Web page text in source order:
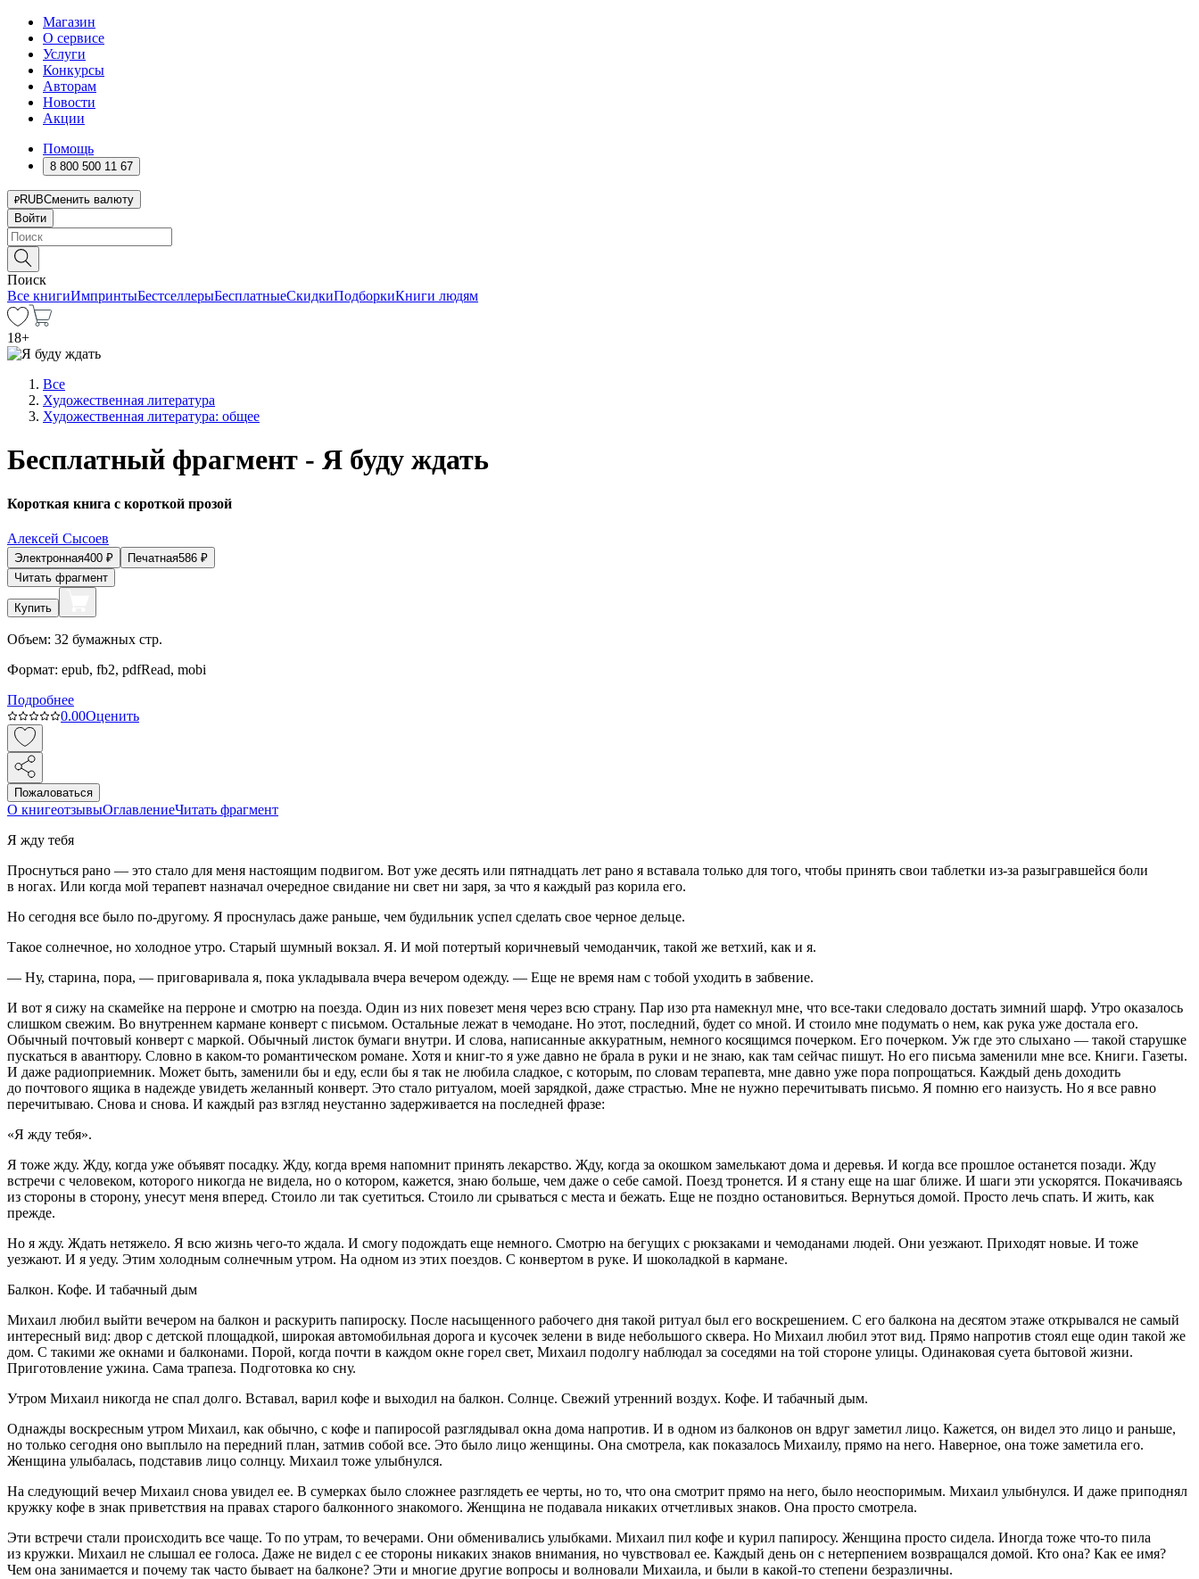
Магазин
О сервисе
Услуги
Конкурсы
Авторам
Новости
Акции
Помощь
8 800 500 11 67
RUBСменить валюту
Войти
Поиск
Все книгиИмпринтыБестселлерыБесплатныеСкидкиПодборкиКниги людям
18+
Все
Художественная литература
Художественная литература: общее
Бесплатный фрагмент - Я буду ждать
Короткая книга с короткой прозой
Алексей Сысоев
Электронная400 ₽ Печатная586 ₽
Читать фрагмент
Купить
Объем: 32 бумажных стр.
Формат: epub, fb2, pdfRead, mobi
Подробнее
0.00Оценить
Пожаловаться
О книгеотзывыОглавлениеЧитать фрагмент
Я жду тебя
Проснуться рано — это стало для меня настоящим подвигом. Вот уже десять или пятнадцать лет рано я вставала только для того, чтобы принять свои таблетки из-за разыгравшейся боли
в ногах. Или когда мой терапевт назначал очередное свидание ни свет ни заря, за что я каждый раз корила его.
Но сегодня все было по-другому. Я проснулась даже раньше, чем будильник успел сделать свое черное дельце.
Такое солнечное, но холодное утро. Старый шумный вокзал. Я. И мой потертый коричневый чемоданчик, такой же ветхий, как и я.
— Ну, старина, пора, — приговаривала я, пока укладывала вчера вечером одежду. — Еще не время нам с тобой уходить в забвение.
И вот я сижу на скамейке на перроне и смотрю на поезда. Один из них повезет меня через всю страну. Пар изо рта намекнул мне, что все-таки следовало достать зимний шарф. Утро оказалось
слишком свежим. Во внутреннем кармане конверт с письмом. Остальные лежат в чемодане. Но этот, последний, будет со мной. И стоило мне подумать о нем, как рука уже достала его.
Обычный почтовый конверт с маркой. Обычный листок бумаги внутри. И слова, написанные аккуратным, немного косящимся почерком. Его почерком. Уж где это слыхано — такой старушке
пускаться в авантюру. Словно в каком-то романтическом романе. Хотя и книг-то я уже давно не брала в руки и не знаю, как там сейчас пишут. Но его письма заменили мне все. Книги. Газеты.
И даже радиоприемник. Может быть, заменили бы и еду, если бы я так не любила сладкое, с которым, по словам терапевта, мне давно уже пора попрощаться. Каждый день доходить
до почтового ящика в надежде увидеть желанный конверт. Это стало ритуалом, моей зарядкой, даже страстью. Мне не нужно перечитывать письмо. Я помню его наизусть. Но я все равно
перечитываю. Снова и снова. И каждый раз взгляд неустанно задерживается на последней фразе:
«Я жду тебя».
Я тоже жду. Жду, когда уже объявят посадку. Жду, когда время напомнит принять лекарство. Жду, когда за окошком замелькают дома и деревья. И когда все прошлое останется позади. Жду
встречи с человеком, которого никогда не видела, но о котором, кажется, знаю больше, чем даже о себе самой. Поезд тронется. И я стану еще на шаг ближе. И шаги эти ускорятся. Покачиваясь
из стороны в сторону, унесут меня вперед. Стоило ли так суетиться. Стоило ли срываться с места и бежать. Еще не поздно остановиться. Вернуться домой. Просто лечь спать. И жить, как
прежде.
Но я жду. Ждать нетяжело. Я всю жизнь чего-то ждала. И смогу подождать еще немного. Смотрю на бегущих с рюкзаками и чемоданами людей. Они уезжают. Приходят новые. И тоже
уезжают. И я уеду. Этим холодным солнечным утром. На одном из этих поездов. С конвертом в руке. И шоколадкой в кармане.
Балкон. Кофе. И табачный дым
Михаил любил выйти вечером на балкон и раскурить папироску. После насыщенного рабочего дня такой ритуал был его воскрешением. С его балкона на десятом этаже открывался не самый
интересный вид: двор с детской площадкой, широкая автомобильная дорога и кусочек зелени в виде небольшого сквера. Но Михаил любил этот вид. Прямо напротив стоял еще один такой же
дом. С такими же окнами и балконами. Порой, когда почти в каждом окне горел свет, Михаил подолгу наблюдал за соседями на той стороне улицы. Одинаковая суета бытовой жизни.
Приготовление ужина. Сама трапеза. Подготовка ко сну.
Утром Михаил никогда не спал долго. Вставал, варил кофе и выходил на балкон. Солнце. Свежий утренний воздух. Кофе. И табачный дым.
Однажды воскресным утром Михаил, как обычно, с кофе и папиросой разглядывал окна дома напротив. И в одном из балконов он вдруг заметил лицо. Кажется, он видел это лицо и раньше,
но только сегодня оно выплыло на передний план, затмив собой все. Это было лицо женщины. Она смотрела, как показалось Михаилу, прямо на него. Наверное, она тоже заметила его.
Женщина улыбалась, подставив лицо солнцу. Михаил тоже улыбнулся.
На следующий вечер Михаил снова увидел ее. В сумерках было сложнее разглядеть ее черты, но то, что она смотрит прямо на него, было неоспоримым. Михаил улыбнулся. И даже приподнял
кружку кофе в знак приветствия на правах старого балконного знакомого. Женщина не подавала никаких отчетливых знаков. Она просто смотрела.
Эти встречи стали происходить все чаще. То по утрам, то вечерами. Они обменивались улыбками. Михаил пил кофе и курил папиросу. Женщина просто сидела. Иногда тоже что-то пила
из кружки. Михаил не слышал ее голоса. Даже не видел с ее стороны никаких знаков внимания, но чувствовал ее. Каждый день он с нетерпением возвращался домой. Кто она? Как ее имя?
Чем она занимается и почему так часто бывает на балконе? Эти и многие другие вопросы и волновали Михаила, и были в какой-то степени безразличны.